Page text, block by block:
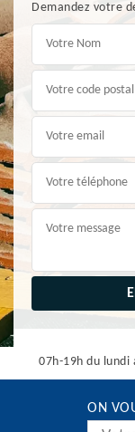
Demandez votre
07h-19h du lundi
ON